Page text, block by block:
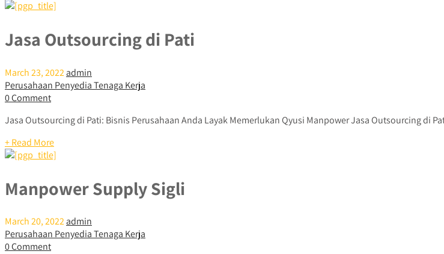
Jasa Outsourcing di Pati
March 23, 2022admin
Perusahaan Penyedia Tenaga Kerja
0 Comment
Jasa Outsourcing di Pati: Bisnis Perusahaan Anda Layak Memerlukan Qyusi Manpower Jasa Outsourcing di
+ Read More
Manpower Supply Sigli
March 20, 2022admin
Perusahaan Penyedia Tenaga Kerja
0 Comment